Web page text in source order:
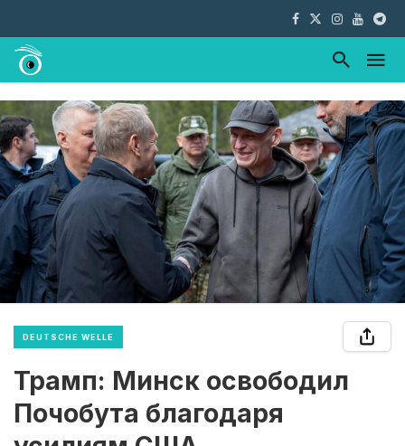
DEUTSCHE WELLE
Трамп: Минск освободил
Почобута благодаря